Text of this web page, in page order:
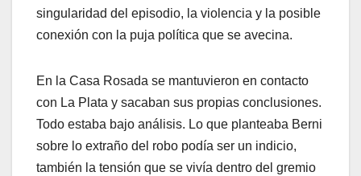
singularidad del episodio, la violencia y la posible
conexión con la puja política que se avecina.
En la Casa Rosada se mantuvieron en contacto
con La Plata y sacaban sus propias conclusiones.
Todo estaba bajo análisis. Lo que planteaba Berni
sobre lo extraño del robo podía ser un indicio,
también la tensión que se vivía dentro del gremio